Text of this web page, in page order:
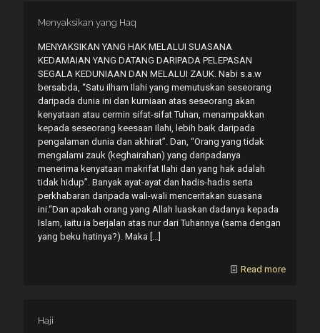
Menyaksikan yang Haq
MENYAKSIKAN YANG HAK MELALUI SUASANA
KEDAMAIAN YANG DATANG DARIPADA PELEPASAN
SEGALA KEDUNIAAN DAN MELALUI ZAUK. Nabi s.a.w
bersabda, “Satu ilham Ilahi yang memutuskan seseorang
daripada dunia ini dan kurniaan atas seseorang akan
kenyataan atau cermin sifat-sifat Tuhan, menampakkan
kepada seseorang keesaan Ilahi, lebih baik daripada
pengalaman dunia dan akhirat”. Dan, “Orang yang tidak
mengalami zauk (keghairahan) yang daripadanya
menerima kenyataan makrifat Ilahi dan yang hak adalah
tidak hidup”. Banyak ayat-ayat dan hadis-hadis serta
perkhabaran daripada wali-wali menceritakan suasana
ini.“Dan apakah orang yang Allah luaskan dadanya kepada
Islam, iaitu ia berjalan atas nur dari Tuhannya (sama dengan
yang beku hatinya?). Maka […]
Read more
Haji